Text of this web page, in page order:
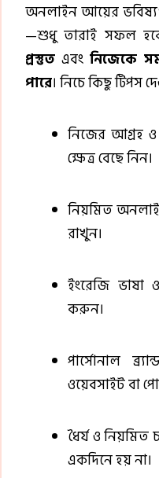
অনলাইন আয়ের
—শুধু তারাই সফল
প্রস্তুত এবং নিজেকে
পারে। নিচে কিছু টিপস
নিজের আগ্রহ ও
ক্ষেত্র বেছে নিন।
নিয়মিত
রাখুন।
ইংরেজি ভাষা
করুন।
পার্সোনাল
ওয়েবসাইট বা
ধৈর্য ও
একদিনে হয় না।